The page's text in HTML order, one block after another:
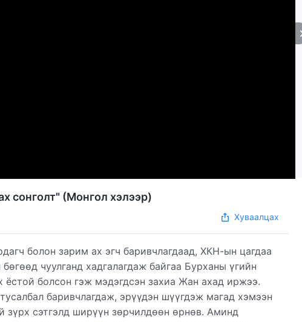
сонголт" (Mонгол хэлээр)
Хуваалцах
болон зарим ах эгч баривчлагдаад, ХКН-ын цагдаа
чуулганд хадгалагдаж байгаа Бурханы үгийн
ёстой болсон гэж мэдэгдсэн захиа Жан ахад иржээ.
баривчлагдаж, эрүүдэн шүүгдэж магад хэмээн
зүрх сэтгэлд ширүүн зөрчилдөөн өрнөв. Аминд